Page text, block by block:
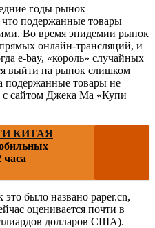
годы рынок
подержанные товары
Во время эпидемии рынок
прямых онлайн-трансляций, и
e-bay, «король» случайных
выйти на рынок слишком
подержанные товары не
с сайтом Джека Ма «Купи
КИТАЯ
часа
было названо paper.cn,
оценивается почти в
долларов США).